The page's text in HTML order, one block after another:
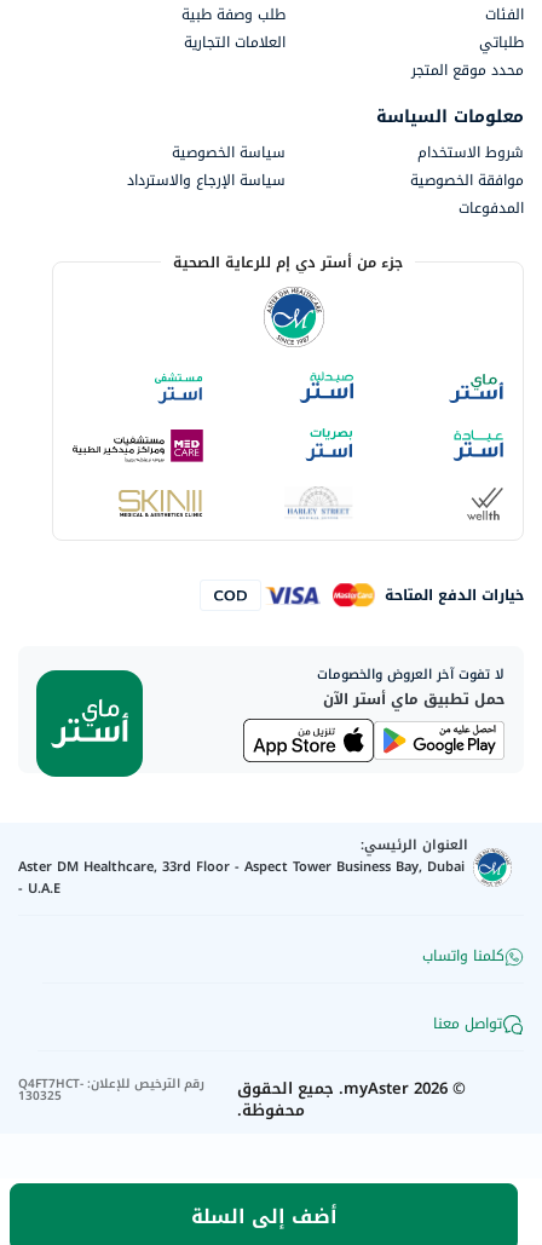
أضف إلى السلة
الفئات
طلب وصفة طبية
طلباتي
العلامات التجارية
محدد موقع المتجر
معلومات السياسة
شروط الاستخدام
سياسة الخصوصية
موافقة الخصوصية
سياسة الإرجاع والاسترداد
المدفوعات
جزء من أستر دي إم للرعاية الصحية
خيارات الدفع المتاحة
لا تفوت آخر العروض والخصومات
حمل تطبيق ماي أستر الآن
العنوان الرئيسي:
Aster DM Healthcare, 33rd Floor - Aspect Tower Business Bay, Dubai
- U.A.E
كلمنا واتساب
تواصل معنا
©
2026
myAster. جميع الحقوق
محفوظة.
رقم الترخيص للإعلان:
Q4FT7HCT-
130325